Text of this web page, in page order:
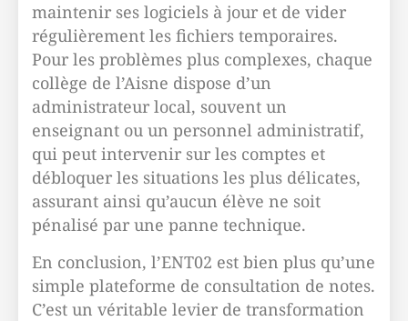
maintenir ses logiciels à jour et de vider
régulièrement les fichiers temporaires.
Pour les problèmes plus complexes, chaque
collège de l’Aisne dispose d’un
administrateur local, souvent un
enseignant ou un personnel administratif,
qui peut intervenir sur les comptes et
débloquer les situations les plus délicates,
assurant ainsi qu’aucun élève ne soit
pénalisé par une panne technique.
En conclusion, l’ENT02 est bien plus qu’une
simple plateforme de consultation de notes.
C’est un véritable levier de transformation